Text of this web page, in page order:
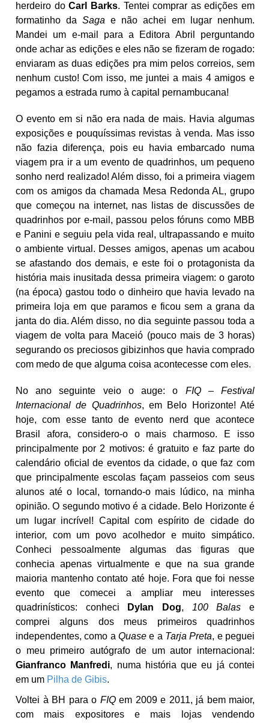
herdeiro doCarl Barks. Tentei comprar as edições em
formatinho da Saga e não achei em lugar nenhum.
Mandei um e-mail para a Editora Abril perguntando
onde achar as edições e eles não se fizeram de rogado:
enviaram as duas edições pra mim pelos correios, sem
nenhum custo! Com isso, me juntei a mais 4 amigos e
pegamos a estrada rumo à capital pernambucana!
O evento em si não era nada de mais. Havia algumas
exposições e pouquíssimas revistas à venda. Mas isso
não fazia diferença, pois eu havia embarcado numa
viagem pra ir a um evento de quadrinhos, um pequeno
sonho nerd realizado! Além disso, foi a primeira viagem
com os amigos da chamada Mesa Redonda AL, grupo
que começou na internet, nas listas de discussões de
quadrinhos por e-mail, passou pelos fóruns como MBB
e Panini e seguiu pela vida real, ultrapassando e muito
o ambiente virtual. Desses amigos, apenas um acabou
se afastando dos demais, e este foi o protagonista da
história mais inusitada dessa primeira viagem: o garoto
(na época) gastou todo o dinheiro que havia levado na
primeira loja em que paramos e ficou sem a grana da
janta do dia. Além disso, no dia seguinte passou toda a
viagem de volta para Maceió (pouco mais de 3 horas)
segurando os preciosos gibizinhos que havia comprado
com medo de que alguma coisa acontecesse com eles.
No ano seguinte veio o auge: o FIQ – Festival
Internacional de Quadrinhos, em Belo Horizonte! Até
hoje, com esse tanto de evento nerd que acontece
Brasil afora, considero-o o mais charmoso. E isso
principalmente por 2 motivos: é gratuito e faz parte do
calendário oficial de eventos da cidade, o que faz com
que principalmente escolas façam passeios com seus
alunos até o local, tornando-o mais lúdico, na minha
opinião. O segundo motivo é a cidade. Belo Horizonte é
um lugar incrível! Capital com espírito de cidade do
interior, com um povo acolhedor e muito simpático.
Conheci pessoalmente algumas das figuras que
conhecia apenas virtualmente e que na sua grande
maioria mantenho contato até hoje. Fora que foi nesse
evento que comecei a ampliar meu interesses
quadrinísticos: conheci
Dylan Dog, 100 Balas e
comprei alguns dos meus primeiros quadrinhos
independentes, como a Quase e a Tarja Preta, e peguei
o meu primeiro autógrafo de um autor internacional:
Gianfranco Manfredi, numa história que eu já contei
em um Pilha de Gibis.
Voltei à BH para o FIQem 2009 e 2011, já bem maior,
com mais expositores e mais lojas vendendo